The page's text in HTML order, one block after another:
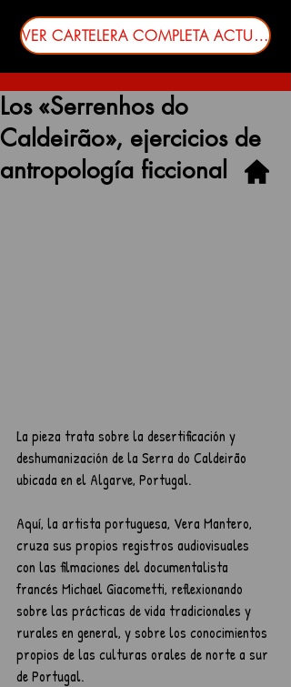
VER CARTELERA COMPLETA ACTUALIZADA
Los «Serrenhos do
Caldeirão», ejercicios de
antropología ficcional
La pieza trata sobre la desertificación y
deshumanización de la Serra do Caldeirão
ubicada en el Algarve, Portugal.
Aquí, la artista portuguesa, Vera Mantero,
cruza sus propios registros audiovisuales
con las filmaciones del documentalista
francés Michael Giacometti, reflexionando
sobre las prácticas de vida tradicionales y
rurales en general, y sobre los conocimientos
propios de las culturas orales de norte a sur
de Portugal.